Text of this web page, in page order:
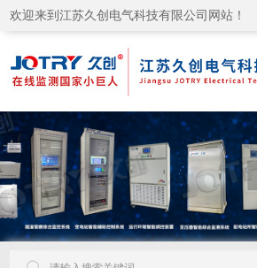
欢迎来到江苏久创电气科技有限公司网站！